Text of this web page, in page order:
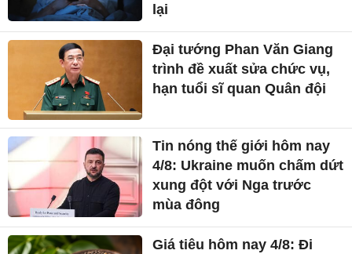
lại
Đại tướng Phan Văn Giang
trình đề xuất sửa chức vụ,
hạn tuổi sĩ quan Quân đội
Tin nóng thế giới hôm nay
4/8: Ukraine muốn chấm dứt
xung đột với Nga trước
mùa đông
Giá tiêu hôm nay 4/8: Đi